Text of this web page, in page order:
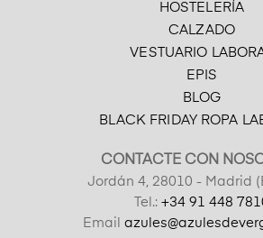
HOSTELERÍA
CALZADO
VESTUARIO
EPIS
BLOG
BLACK FRIDAY ROPA
CONTACTE CON
Jordán 4, 28010 - Madrid
Tel.: +34 91 448
Email